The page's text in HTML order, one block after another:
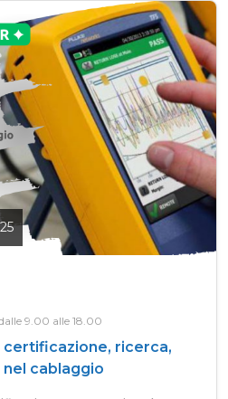
9.00 alle 18.00
certificazione, ricerca,
cablaggio